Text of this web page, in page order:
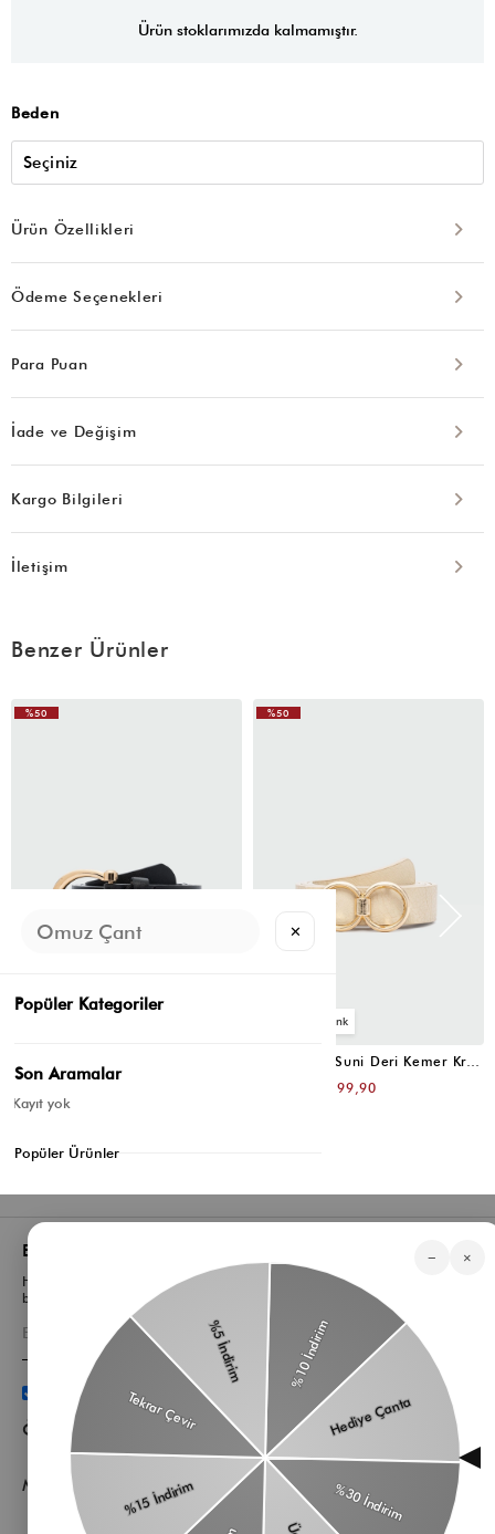
Ürün stoklarımızda kalmamıştır.
Beden
Ürün Özellikleri
Ödeme Seçenekleri
Para Puan
İade ve Değişim
Kargo Bilgileri
İletişim
Benzer Ürünler
%50
Uzun Tokalı Suni Deri Kemer Krem
₺199,90
%50
Bizden Haberler
Haberlerimiz, özel tekliflerimiz ve favori stillerimiz hakkında ilk siz
bilgi sahibi olun
Üyelik koşullarını vekişisel verilerimin
korunmasını kabul
ediyorum.
Öne Çıkan Kategorilerimiz
Müşteri Hizmetleri
− ×
✕
Popüler Kategoriler
Son Aramalar
Kayıt yok
Popüler Ürünler